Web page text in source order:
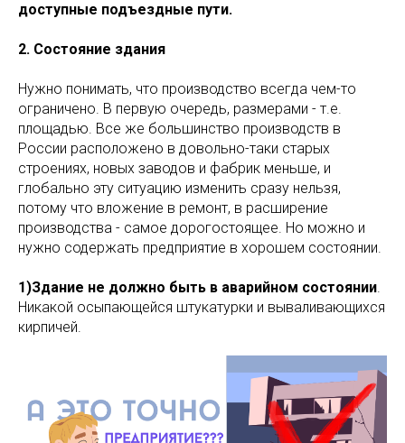
доступные подъездные пути.
2. Состояние здания
Нужно понимать, что производство всегда чем-то
ограничено. В первую очередь, размерами - т.е.
площадью. Все же большинство производств в
России расположено в довольно-таки старых
строениях, новых заводов и фабрик меньше, и
глобально эту ситуацию изменить сразу нельзя,
потому что вложение в ремонт, в расширение
производства - самое дорогостоящее. Но можно и
нужно содержать предприятие в хорошем состоянии.
1)Здание не должно быть в аварийном состоянии.
Никакой осыпающейся штукатурки и вываливающихся
кирпичей.